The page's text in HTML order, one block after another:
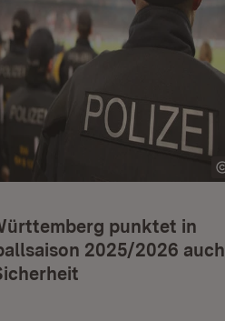
punktet in
2025/2026 auch